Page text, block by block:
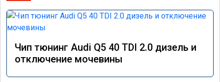
Чип тюнинг Audi Q5 40 TDI 2.0 дизель и
отключение мочевины